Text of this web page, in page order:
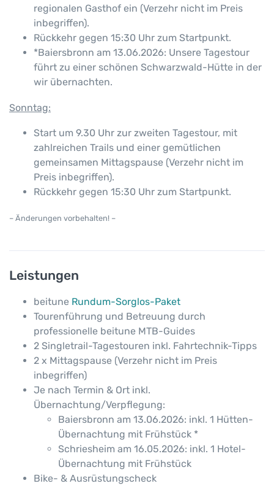
regionalen Gasthof ein (Verzehr nicht im Preis
inbegriffen).
Rückkehr gegen 15:30 Uhr zum Startpunkt.
*Baiersbronn am 13.06.2026: Unsere Tagestour
führt zu einer schönen Schwarzwald-Hütte in der
wir übernachten.
Sonntag:
Start um 9.30 Uhr zur zweiten Tagestour, mit
zahlreichen Trails und einer gemütlichen
gemeinsamen Mittagspause (Verzehr nicht im
Preis inbegriffen).
Rückkehr gegen 15:30 Uhr zum Startpunkt.
– Änderungen vorbehalten! –
Leistungen
beitune Rundum-Sorglos-Paket
Tourenführung und Betreuung durch
professionelle beitune MTB-Guides
2 Singletrail-Tagestouren inkl. Fahrtechnik-Tipps
2 x Mittagspause (Verzehr nicht im Preis
inbegriffen)
Je nach Termin & Ort inkl.
Übernachtung/Verpflegung:
Baiersbronn am 13.06.2026: inkl. 1 Hütten-
Übernachtung mit Frühstück *
Schriesheim am 16.05.2026: inkl. 1 Hotel-
Übernachtung mit Frühstück
Bike- & Ausrüstungscheck